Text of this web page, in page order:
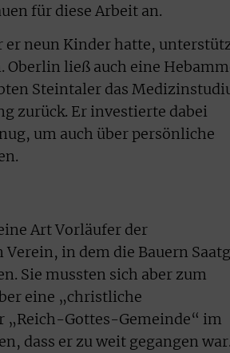
für diese Arbeit an.
er neun Kinder hatte,
ließ auch eine
Steintaler das
zurück. Er investierte dabei
um auch über persönliche
Art Vorläufer der
in dem die Bauern
Sie mussten sich aber zum
eine „christliche
„Reich-Gottes-Gemeinde“ im
dass er zu weit gegangen